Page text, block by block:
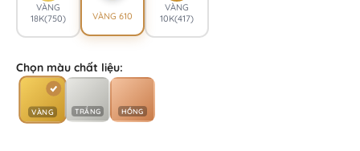
VÀNG
18K(750)
VÀNG 610
VÀNG
10K(417)
Chọn màu chất liệu:
VÀNG TRẮNG HỒNG